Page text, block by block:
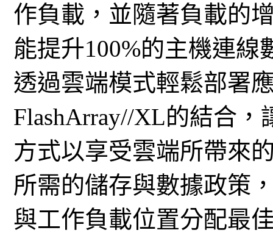
作負載，並隨著負載的
能提升100%的主機連
透過雲端模式輕鬆部署
FlashArray//XL的結合
方式以享受雲端所帶來
所需的儲存與數據政策
與工作負載位置分配最